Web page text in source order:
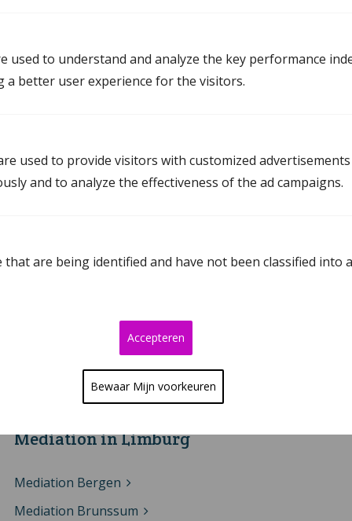
used to understand and analyze the key performance
a better user experience for the visitors.
used to provide visitors with customized
and to analyze the effectiveness of the ad campaigns.
are being identified and have not been classified into
Bewaar Mijn voorkeuren
Accepteren
Mediation in Overijssel
Mediation Enschede
Mediation Genemuiden
Mediation Raalte
Mediation Steenwijk
Mediation Vriezenveen
Mediation in Limburg
Mediation Bergen
Mediation Brunssum